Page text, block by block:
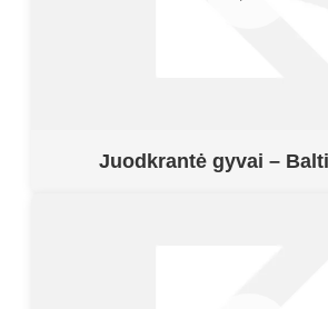
Juodkrantė gyvai –